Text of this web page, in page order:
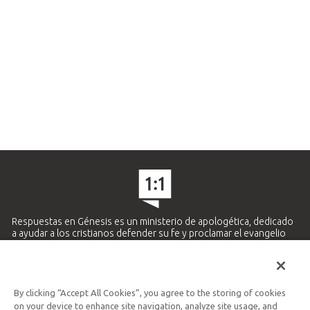
Respuestas en Génesis es un ministerio de apologética, dedicado
a ayudar a los cristianos defender su fe y proclamar el evangelio
Ministerio Hispano y Latinoamericano
By clicking “Accept All Cookies”, you agree to the storing of cookies
on your device to enhance site navigation, analyze site usage, and